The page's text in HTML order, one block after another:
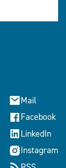
Mail
Facebook
LinkedIn
Instagram